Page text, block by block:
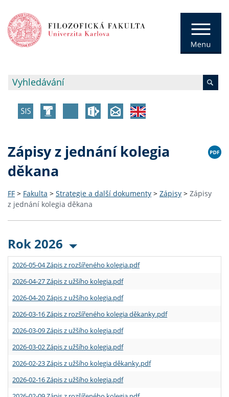
Zápisy z jednání kolegia
děkana
FF > Fakulta > Strategie a další dokumenty > Zápisy > Zápisy
z jednání kolegia děkana
Rok 2026
2026-05-04 Zápis z rozšířeného kolegia.pdf
2026-04-27 Zápis z užšího kolegia.pdf
2026-04-20 Zápis z užšího kolegia.pdf
2026-03-16 Zápis z rozšířeného kolegia děkanky.pdf
2026-03-09 Zápis z užšího kolegia.pdf
2026-03-02 Zápis z užšího kolegia.pdf
2026-02-23 Zápis z užšího kolegia děkanky.pdf
2026-02-16 Zápis z užšího kolegia.pdf